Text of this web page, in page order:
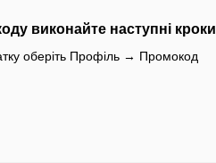
виконайте наступні кроки
оберіть Профіль → Промокод